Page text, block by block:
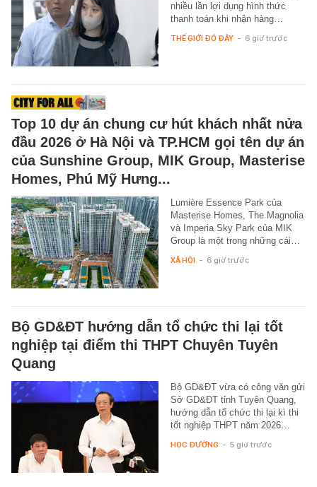
nhiều lần lợi dụng hình thức
thanh toán khi nhận hàng…
THẾ GIỚI ĐÓ ĐÂY - 6 giờ trước
Top 10 dự án chung cư hút khách nhất nửa
đầu 2026 ở Hà Nội và TP.HCM gọi tên dự án
của Sunshine Group, MIK Group, Masterise
Homes, Phú Mỹ Hưng...
Lumière Essence Park của
Masterise Homes, The Magnolia
và Imperia Sky Park của MIK
Group là một trong những cái…
XÃ HỘI - 6 giờ trước
Bộ GD&ĐT hướng dẫn tổ chức thi lại tốt
nghiệp tại điểm thi THPT Chuyên Tuyên
Quang
Bộ GD&ĐT vừa có công văn gửi
Sở GD&ĐT tỉnh Tuyên Quang,
hướng dẫn tổ chức thi lại kì thi
tốt nghiệp THPT năm 2026…
HỌC ĐƯỜNG - 5 giờ trước